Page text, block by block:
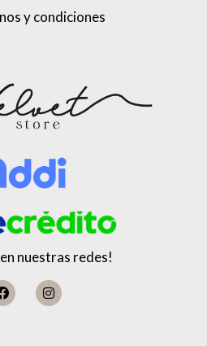
y condiciones
nuestras redes!